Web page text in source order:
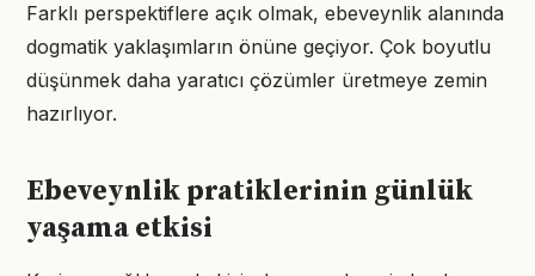
Farklı perspektiflere açık olmak, ebeveynlik alanında
dogmatik yaklaşımların önüne geçiyor. Çok boyutlu
düşünmek daha yaratıcı çözümler üretmeye zemin
hazırlıyor.
Ebeveynlik pratiklerinin günlük
yaşama etkisi